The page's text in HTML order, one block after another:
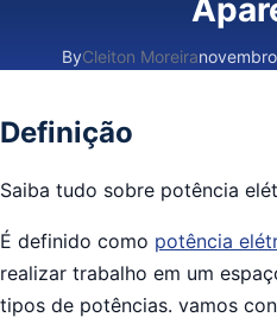
ByCleiton Moreira
Definição
Saiba tudo sobre potência
É definido como potência
realizar trabalho em um
tipos de potências. vamos